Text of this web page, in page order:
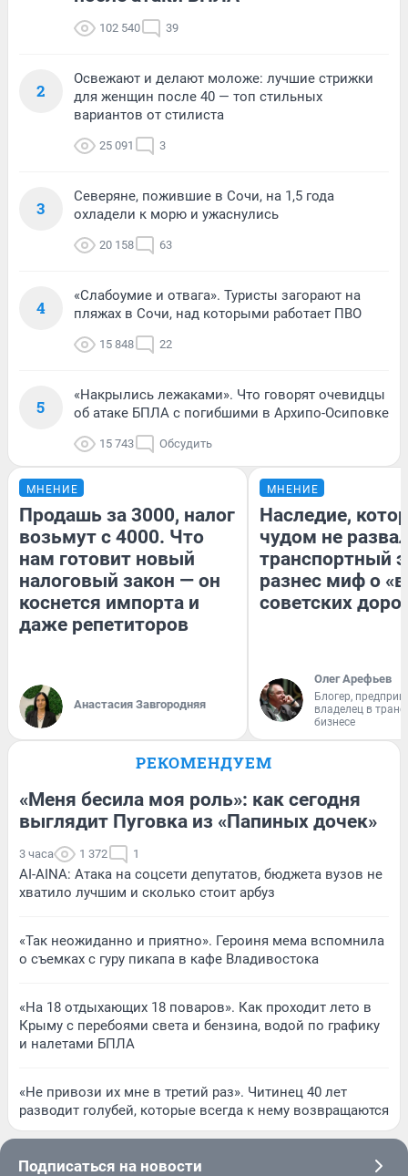
102 540 39
2
Освежают и делают моложе: лучшие стрижки
для женщин после 40 — топ стильных
вариантов от стилиста
25 091 3
3
Северяне, пожившие в Сочи, на 1,5 года
охладели к морю и ужаснулись
20 158 63
4
«Слабоумие и отвага». Туристы загорают на
пляжах в Сочи, над которыми работает ПВО
15 848 22
5
«Накрылись лежаками». Что говорят очевидцы
об атаке БПЛА с погибшими в Архипо-Осиповке
15 743 Обсудить
МНЕНИЕ
Продашь за 3000, налог
возьмут с 4000. Что
нам готовит новый
налоговый закон — он
коснется импорта и
даже репетиторов
Анастасия Завгородняя
МНЕНИЕ
Наследие,
чудом не
транспортный
разнес миф о
советских
Олег Арефьев
Блогер,
владелец в
бизнесе
РЕКОМЕНДУЕМ
«Меня бесила моя роль»: как сегодня
выглядит Пуговка из «Папиных дочек»
3 часа 1 372 1
AI-AINA: Атака на соцсети депутатов, бюджета вузов не
хватило лучшим и сколько стоит арбуз
«Так неожиданно и приятно». Героиня мема вспомнила
о съемках с гуру пикапа в кафе Владивостока
«На 18 отдыхающих 18 поваров». Как проходит лето в
Крыму с перебоями света и бензина, водой по графику
и налетами БПЛА
«Не привози их мне в третий раз». Читинец 40 лет
разводит голубей, которые всегда к нему возвращаются
Подписаться на новости